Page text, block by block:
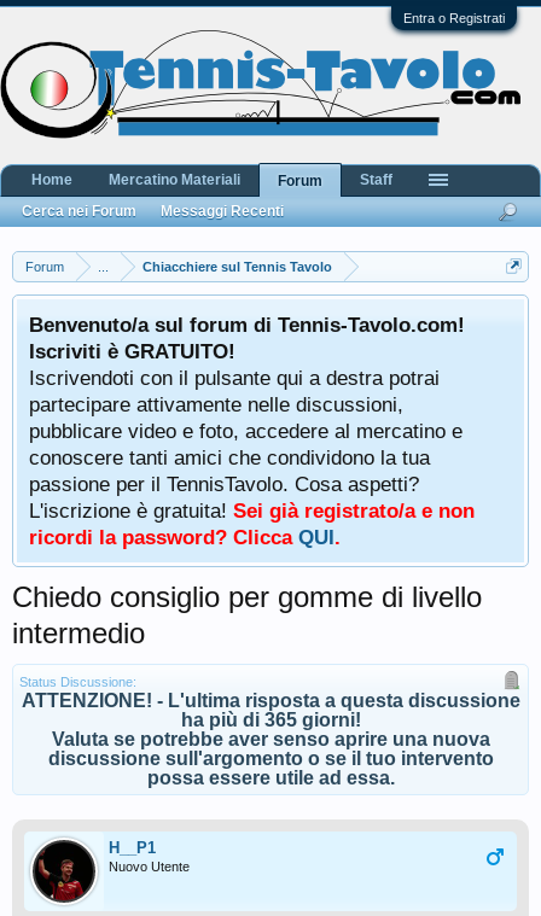
Entra o Registrati
Forum Chiacchiere sul Tennis Tavolo
Benvenuto/a sul forum di Tennis-Tavolo.com!
Iscriviti è GRATUITO!
Iscrivendoti con il pulsante qui a destra potrai
partecipare attivamente nelle discussioni,
pubblicare video e foto, accedere al mercatino e
conoscere tanti amici che condividono la tua
passione per il TennisTavolo. Cosa aspetti?
L'iscrizione è gratuita! Sei già registrato/a e non
ricordi la password? Clicca QUI.
Chiedo consiglio per gomme di livello
intermedio
Status Discussione:
ATTENZIONE! - L'ultima risposta a questa discussione
ha più di 365 giorni!
Valuta se potrebbe aver senso aprire una nuova
discussione sull'argomento o se il tuo intervento
possa essere utile ad essa.
H__P1
Nuovo Utente
Home Mercatino Materiali
Forum
Cerca nei Forum
Messaggi Recenti
Staff